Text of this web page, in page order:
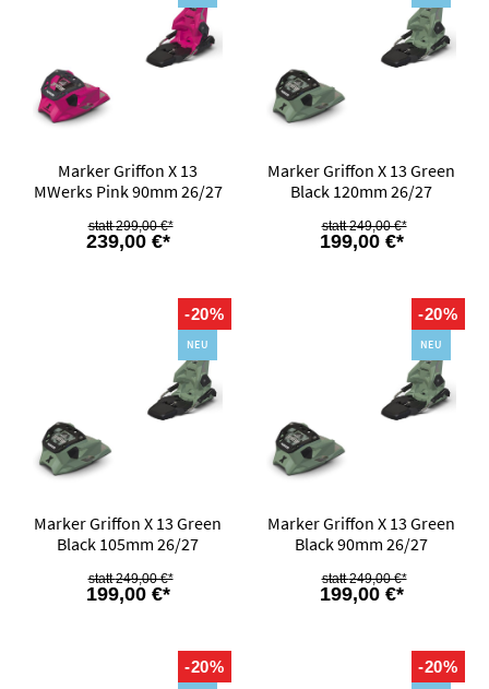
Marker Griffon X 13
MWerks Pink 90mm 26/27
239,00 €*
299,00 €*
Marker Griffon X 13 Green
Black 120mm 26/27
199,00 €*
249,00 €*
-20%
NEU
Marker Griffon X 13 Green
Black 105mm 26/27
199,00 €*
249,00 €*
-20%
NEU
Marker Griffon X 13 Green
Black 90mm 26/27
199,00 €*
249,00 €*
-20% -20%